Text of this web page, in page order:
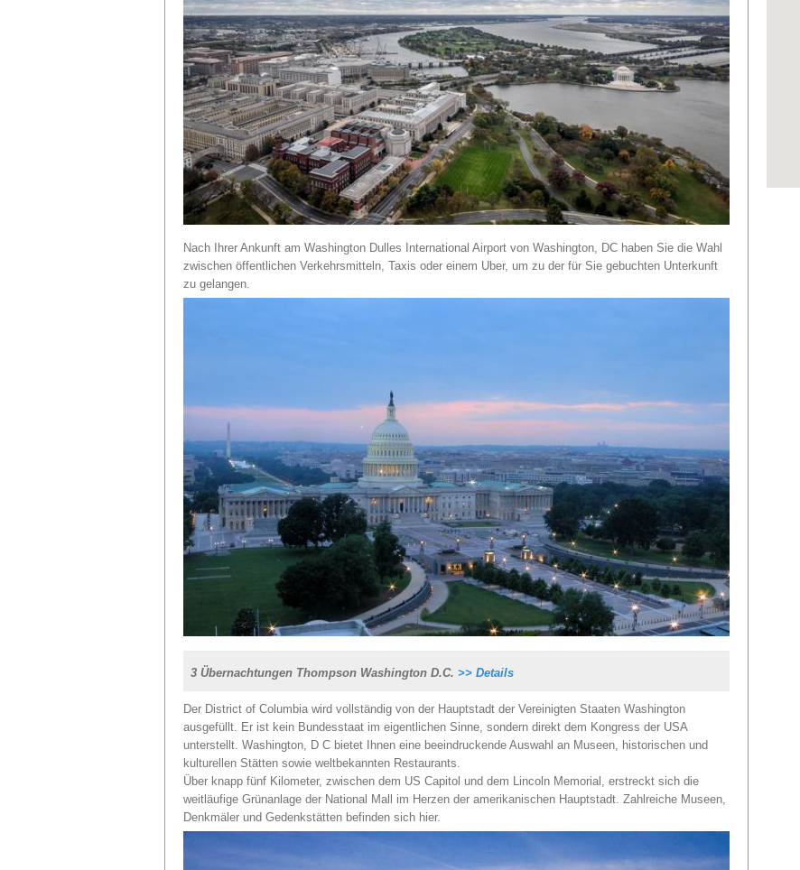
Nach Ihrer Ankunft am Washington Dulles International Airport von Washington, DC haben Sie die Wahl
zwischen öffentlichen Verkehrsmitteln, Taxis oder einem Uber, um zu der für Sie gebuchten Unterkunft
zu gelangen.
3 Übernachtungen Thompson Washington D.C. >> Details
Der District of Columbia wird vollständig von der Hauptstadt der Vereinigten Staaten Washington
ausgefüllt. Er ist kein Bundesstaat im eigentlichen Sinne, sondern direkt dem Kongress der USA
unterstellt. Washington, D C bietet Ihnen eine beeindruckende Auswahl an Museen, historischen und
kulturellen Stätten sowie weltbekannten Restaurants.
Über knapp fünf Kilometer, zwischen dem US Capitol und dem Lincoln Memorial, erstreckt sich die
weitläufige Grünanlage der National Mall im Herzen der amerikanischen Hauptstadt. Zahlreiche Museen,
Denkmäler und Gedenkstätten befinden sich hier.